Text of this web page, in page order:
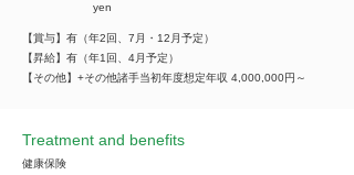
yen
【賞与】有（年2回、7月・12月予定）
【昇給】有（年1回、4月予定）
【その他】+その他諸手当初年度想定年収 4,000,000円～
Treatment and benefits
健康保険